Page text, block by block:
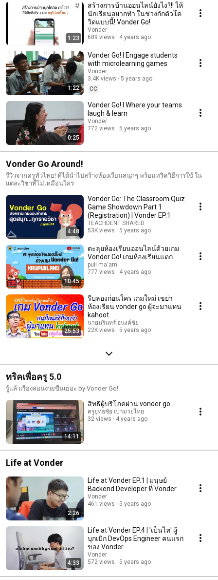
1:23
สร้างการบ้านออนไลน์ยังไง?!! ให้
นักเรียนอยากทำ ในช่วงกักตัวโค
วิดแบบนี้! Vonder Go!
Vonder
689 views
4 years ago
1:22
Vonder Go! I Engage students
with microlearning games
Vonder
3.4K views
5 years ago
CC
0:25
Vonder Go! I Where your teams
laugh & learn
Vonder
772 views
5 years ago
Vonder Go Around!
รีวิวจากครูทั่วไทย! ที่ได้นำไปสร้างห้องเรียนสนุกๆ พร้อมทริควิธีการใช้ ใน
แต่ละวิชาที่ไม่เหมือนใคร
4:48
Vonder Go: The Classroom Quiz
Game Showdown Part 1
(Registration) | Vonder EP.1
TEACHDENT SHARED
53K views
5 years ago
10:45
ตะลุยห้องเรียนออนไลน์ด้วยเกม
Vonder Go! เกมห้องเรียนแตก
puii ma'am
777 views
4 years ago
25:53
รีบลองก่อนใคร เกมใหม่ เขย่า
ห้องเรียน vonder go ผู้จะมาแทน
kahoot
นายนรินทร์ อนงค์ชัย
22K views
5 years ago
ทริคเพื่อครู 5.0
รู้แล้วเรื่องสอนง่ายขึ้นเยอะ by Vonder Go!
14:11
สิทธิผู้บริโภคผ่าน vonder go
ครูยุทธชัย เปามวยไทย
32 views
4 years ago
Life at Vonder
2:26
Life at Vonder EP.1 | มนุษย์
Backend Developer ที่ Vonder
Vonder
461 views
5 years ago
4:33
Life at Vonder EP.4 | 'เป็นไท' ผู้
บุกเบิก DevOps Engineer คนแรก
ของ Vonder
Vonder
572 views
5 years ago